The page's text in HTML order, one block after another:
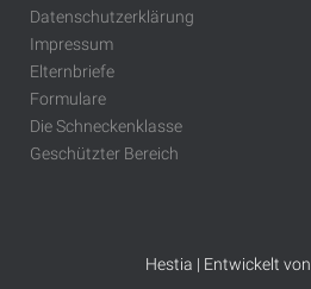
Datenschutzerklärung
Impressum
Elternbriefe
Formulare
Die Schneckenklasse
Geschützter Bereich
Hestia | Entwickelt von